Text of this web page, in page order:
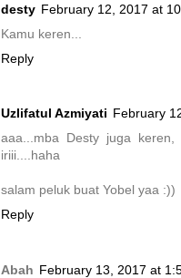
desty February 12, 2017 at
Kamu keren...
Reply
Uzlifatul Azmiyati February
aaa...mba Desty juga
iriii....haha
salam peluk buat Yobel yaa :))
Reply
Abah February 13, 2017 at